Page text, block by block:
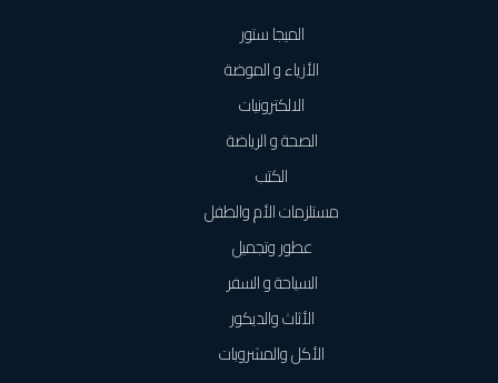
الميجا ستور
الأزياء و الموضة
الالكترونيات
الصحة و الرياضة
الكتب
مستلزمات الأم والطفل
عطور وتجميل
السياحة و السفر
الأثاث والديكور
الأكل والمشروبات